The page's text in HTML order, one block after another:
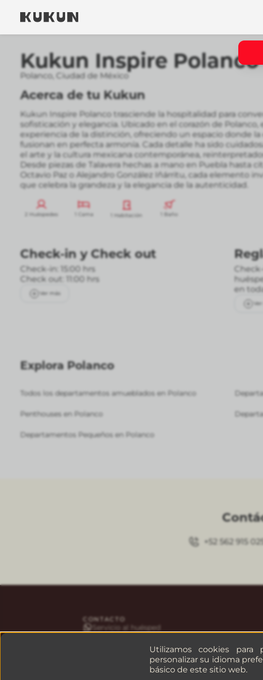
Kukun Inspire
Polanco, Ciudad de México
Acerca de tu Kukun
Kukun Inspire Polanco trasciende la hospitalidad para
sofisticación y elegancia. Ubicado en el corazón de
experiencia de la distinción, ofreciendo un espacio donde
fusionan en perfecta armonía. Cada detalle ha sido
el arte y la cultura mexicana contemporánea,
Desde piezas de Talavera hechas a mano en Puebla hasta
Octavio Paz o Alejandro González Iñárritu, cada elemento
que celebra la grandeza y la elegancia de la autenticidad.
2 Huéspedes 1 Cama 1 Habitación 1 Baño
Check-inyCheck out
Check-in: 15:00 hrs
Check out: 11:00 hrs
Ver más
en
Explora Polanco
Todos los departamentos amueblados en Polanco
Penthouses en Polanco
Departamentos Pequeños en Polanco
+52 562 915
CONTACTO
Servicio al huésped
Empresas o gruposUtilizamos cookies para
personalizar su idioma
básico de este sitio web.